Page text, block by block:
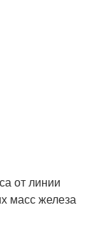
от линии
масс железа